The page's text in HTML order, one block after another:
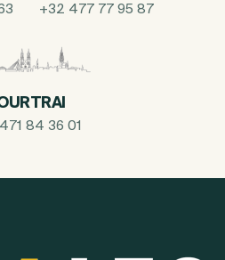
+32 477 77 95 87
84 36 01